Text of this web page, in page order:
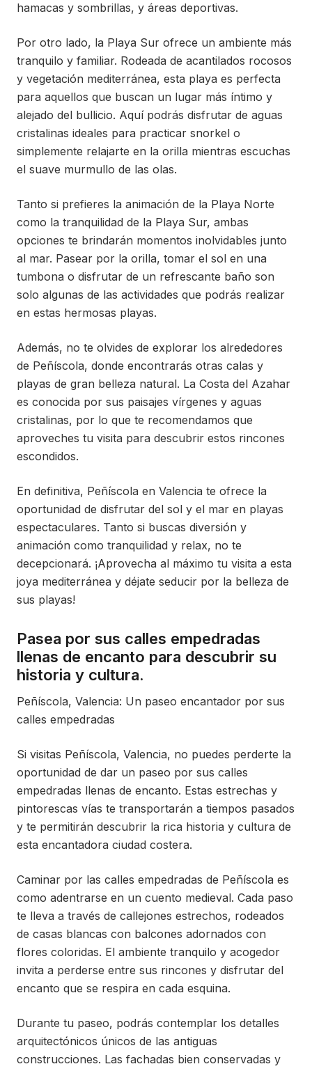
hamacas y sombrillas, y áreas deportivas.
Por otro lado, la Playa Sur ofrece un ambiente más
tranquilo y familiar. Rodeada de acantilados rocosos
y vegetación mediterránea, esta playa es perfecta
para aquellos que buscan un lugar más íntimo y
alejado del bullicio. Aquí podrás disfrutar de aguas
cristalinas ideales para practicar snorkel o
simplemente relajarte en la orilla mientras escuchas
el suave murmullo de las olas.
Tanto si prefieres la animación de la Playa Norte
como la tranquilidad de la Playa Sur, ambas
opciones te brindarán momentos inolvidables junto
al mar. Pasear por la orilla, tomar el sol en una
tumbona o disfrutar de un refrescante baño son
solo algunas de las actividades que podrás realizar
en estas hermosas playas.
Además, no te olvides de explorar los alrededores
de Peñíscola, donde encontrarás otras calas y
playas de gran belleza natural. La Costa del Azahar
es conocida por sus paisajes vírgenes y aguas
cristalinas, por lo que te recomendamos que
aproveches tu visita para descubrir estos rincones
escondidos.
En definitiva, Peñíscola en Valencia te ofrece la
oportunidad de disfrutar del sol y el mar en playas
espectaculares. Tanto si buscas diversión y
animación como tranquilidad y relax, no te
decepcionará. ¡Aprovecha al máximo tu visita a esta
joya mediterránea y déjate seducir por la belleza de
sus playas!
Pasea por sus calles empedradas
llenas de encanto para descubrir su
historia y cultura.
Peñíscola, Valencia: Un paseo encantador por sus
calles empedradas
Si visitas Peñíscola, Valencia, no puedes perderte la
oportunidad de dar un paseo por sus calles
empedradas llenas de encanto. Estas estrechas y
pintorescas vías te transportarán a tiempos pasados
y te permitirán descubrir la rica historia y cultura de
esta encantadora ciudad costera.
Caminar por las calles empedradas de Peñíscola es
como adentrarse en un cuento medieval. Cada paso
te lleva a través de callejones estrechos, rodeados
de casas blancas con balcones adornados con
flores coloridas. El ambiente tranquilo y acogedor
invita a perderse entre sus rincones y disfrutar del
encanto que se respira en cada esquina.
Durante tu paseo, podrás contemplar los detalles
arquitectónicos únicos de las antiguas
construcciones. Las fachadas bien conservadas y